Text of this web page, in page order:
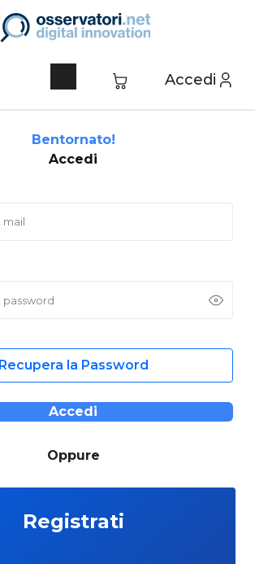
Accedi
Bentornato!
Accedi
Recupera la Password
Accedi
Oppure
Registrati